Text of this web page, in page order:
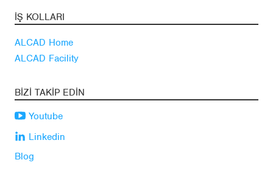
İŞ KOLLARI
ALCAD Home
ALCAD Facility
BIZI TAKIP EDIN
Youtube
Linkedin
Blog